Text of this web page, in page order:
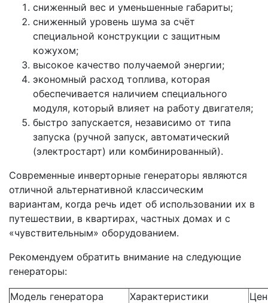
сниженный вес и уменьшенные габариты;
сниженный уровень шума за счёт
специальной конструкции с защитным
кожухом;
высокое качество получаемой энергии;
экономный расход топлива, которая
обеспечивается наличием специального
модуля, который влияет на работу двигателя;
быстро запускается, независимо от типа
запуска (ручной запуск, автоматический
(электростарт) или комбинированный).
Современные инверторные генераторы являются
отличной альтернативной классическим
вариантам, когда речь идет об использовании их в
путешествии, в квартирах, частных домах и с
«чувствительным» оборудованием.
Рекомендуем обратить внимание на следующие
генераторы:
Модель генератора Характеристики